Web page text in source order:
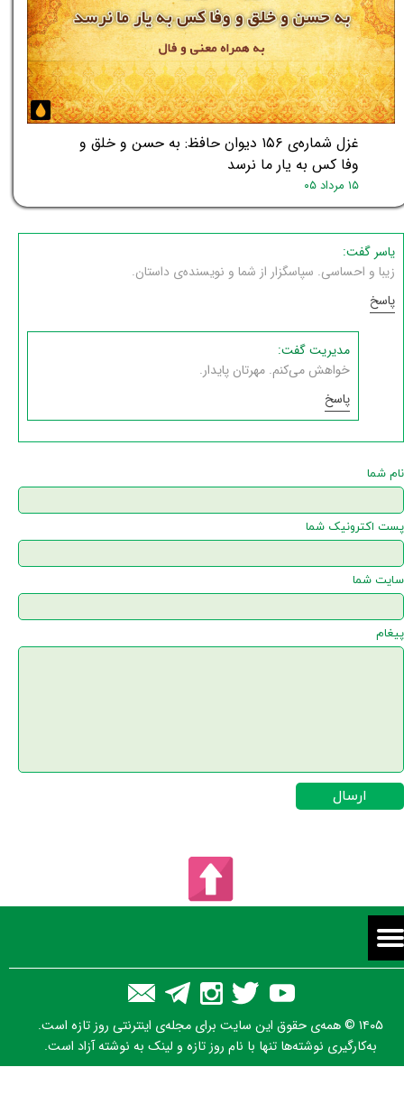
غزل شماره‌ی ۱۵۶ دیوان حافظ: به حسن و خلق و
وفا کس به یار ما نرسد
۱۵ مرداد ۰۵
یاسر گفت:
زیبا و احساسی. سپاسگزار از شما و نویسنده‌ی داستان.
پاسخ
مدیریت گفت:
خواهش می‌کنم. مهرتان پایدار.
پاسخ
نام شما
پست اکترونیک شما
سایت شما
پیغام
ارسال
۱۴۰۵ © همه‌ی حقوق این سایت برای مجله‌ی اینترنتی روز تازه است.
به‌کارگیری نوشته‌ها تنها با نام روز تازه و لینک به نوشته آزاد است.